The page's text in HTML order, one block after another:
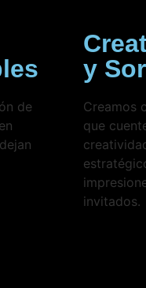
de
y
Creamos
que
invitados.